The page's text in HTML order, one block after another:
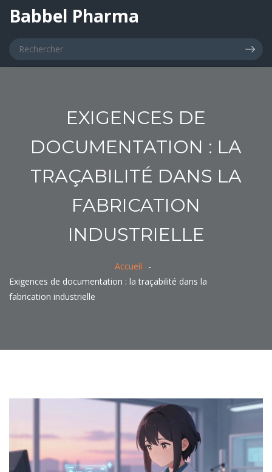
Babbel Pharma
EXIGENCES DE
DOCUMENTATION : LA
TRAÇABILITÉ DANS LA
FABRICATION
INDUSTRIELLE
Accueil
Exigences de documentation : la traçabilité dans la
fabrication industrielle